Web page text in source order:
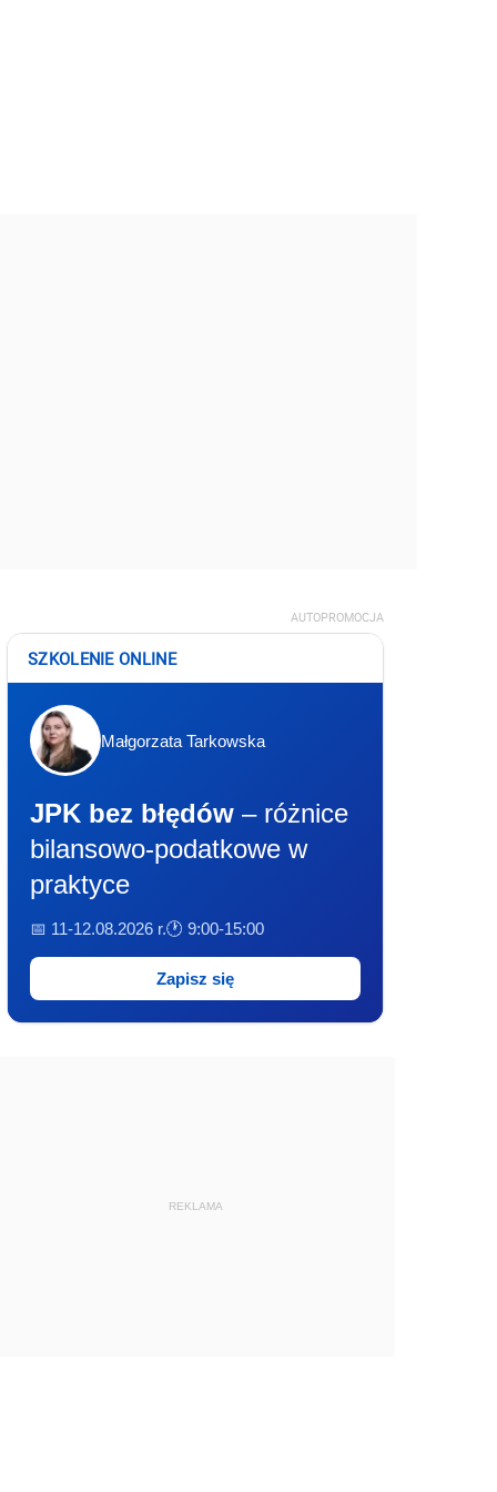
AUTOPROMOCJA
SZKOLENIE ONLINE
Małgorzata Tarkowska
JPK bez błędów – różnice
bilansowo-podatkowe w
praktyce
📅 11-12.08.2026 r.🕐 9:00-15:00
Zapisz się
REKLAMA